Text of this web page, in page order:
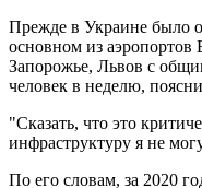
Прежде в Украине было
основном из аэропортов
Запорожье, Львов с
человек в неделю,
"Сказать, что это
инфраструктуру я не
По его словам, за 2020